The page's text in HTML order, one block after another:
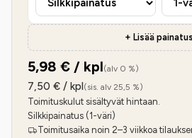
+ Lisää painatus
5,98 € / kpl(alv 0 %)
7,50 € / kpl(sis. alv 25,5 %)
Toimituskulut sisältyvät hintaan.
Silkkipainatus (1-väri)
Toimitusaika noin 2–3 viikkoa